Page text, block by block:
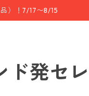
）！7/17〜8/15
発セ